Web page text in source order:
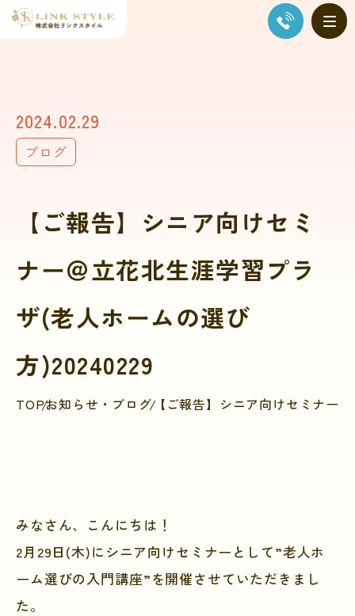
2024.02.29
ブログ
【ご報告】シニア向けセミ
ナー＠立花北生涯学習プラ
ザ(老人ホームの選び
方)20240229
TOPお知らせ・ブログ【ご報告】シニア向けセミナー
みなさん、こんにちは！
2月29日(木)にシニア向けセミナーとして”老人ホ
ーム選びの入門講座”を開催させていただきまし
た。